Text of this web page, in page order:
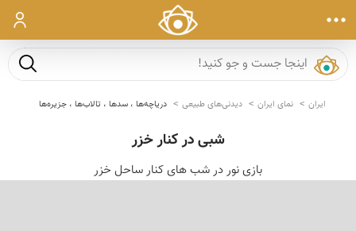
ورود
جست و
ایران نمای ایران دیدنی‌های طبیعی دریاچه‌ها ، سدها ، تالاب‌ها ، جزیره‌ها
شبی در کنار خزر
بازی نور در شب های کنار ساحل خزر